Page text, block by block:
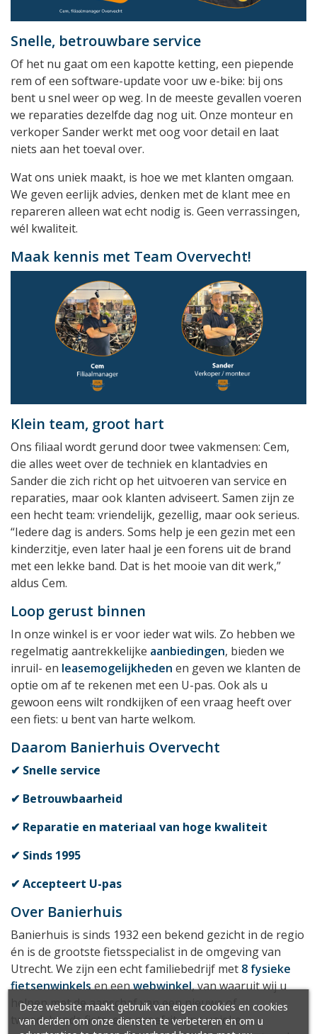
Snelle, betrouwbare service
Of het nu gaat om een kapotte ketting, een piepende
rem of een software-update voor uw e-bike: bij ons
bent u snel weer op weg. In de meeste gevallen voeren
we reparaties dezelfde dag nog uit. Onze monteur en
verkoper Sander werkt met oog voor detail en laat
niets aan het toeval over.
Wat ons uniek maakt, is hoe we met klanten omgaan.
We geven eerlijk advies, denken met de klant mee en
repareren alleen wat echt nodig is. Geen verrassingen,
wél kwaliteit.
Maak kennis met Team Overvecht!
Klein team, groot hart
Ons filiaal wordt gerund door twee vakmensen: Cem,
die alles weet over de techniek en klantadvies en
Sander die zich richt op het uitvoeren van service en
reparaties, maar ook klanten adviseert. Samen zijn ze
een hecht team: vriendelijk, gezellig, maar ook serieus.
“Iedere dag is anders. Soms help je een gezin met een
kinderzitje, even later haal je een forens uit de brand
met een lekke band. Dat is het mooie van dit werk,”
aldus Cem.
Loop gerust binnen
In onze winkel is er voor ieder wat wils. Zo hebben we
regelmatig aantrekkelijke aanbiedingen, bieden we
inruil- en leasemogelijkheden en geven we klanten de
optie om af te rekenen met een U-pas. Ook als u
gewoon eens wilt rondkijken of een vraag heeft over
een fiets: u bent van harte welkom.
Daarom Banierhuis Overvecht
✔ Snelle service
✔ Betrouwbaarheid
✔ Reparatie en materiaal van hoge kwaliteit
✔ Sinds 1995
✔ Accepteert U-pas
Over Banierhuis
Banierhuis is sinds 1932 een bekend gezicht in de regio
én is de grootste fietsspecialist in de omgeving van
Utrecht. We zijn een echt familiebedrijf met 8 fysieke
fietsenwinkelsen eenwebwinkel, van waaruit wij u
helpen met de aanschaf van een nieuwe of
tweedehands fiets, een proefrit, ons unieke
Deze website maakt gebruik van eigen cookies en cookies
van derden om onze diensten te verbeteren en om u